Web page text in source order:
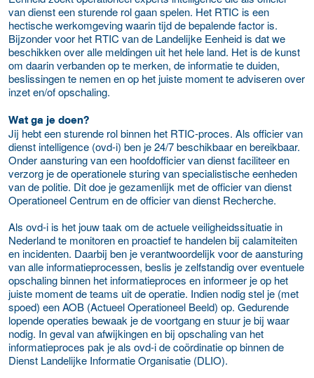
van dienst een sturende rol gaan spelen. Het RTIC is een
hectische werkomgeving waarin tijd de bepalende factor is.
Bijzonder voor het RTIC van de Landelijke Eenheid is dat we
beschikken over alle meldingen uit het hele land. Het is de kunst
om daarin verbanden op te merken, de informatie te duiden,
beslissingen te nemen en op het juiste moment te adviseren over
inzet en/of opschaling.
Wat ga je doen?
Jij hebt een sturende rol binnen het RTIC-proces. Als officier van
dienst intelligence (ovd-i) ben je 24/7 beschikbaar en bereikbaar.
Onder aansturing van een hoofdofficier van dienst faciliteer en
verzorg je de operationele sturing van specialistische eenheden
van de politie. Dit doe je gezamenlijk met de officier van dienst
Operationeel Centrum en de officier van dienst Recherche.
Als ovd-i is het jouw taak om de actuele veiligheidssituatie in
Nederland te monitoren en proactief te handelen bij calamiteiten
en incidenten. Daarbij ben je verantwoordelijk voor de aansturing
van alle informatieprocessen, beslis je zelfstandig over eventuele
opschaling binnen het informatieproces en informeer je op het
juiste moment de teams uit de operatie. Indien nodig stel je (met
spoed) een AOB (Actueel Operationeel Beeld) op. Gedurende
lopende operaties bewaak je de voortgang en stuur je bij waar
nodig. In geval van afwijkingen en bij opschaling van het
informatieproces pak je als ovd-i de coördinatie op binnen de
Dienst Landelijke Informatie Organisatie (DLIO).